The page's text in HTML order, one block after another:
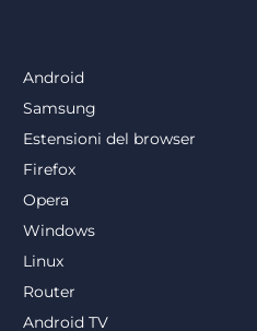
Android
Samsung
Estensioni del browser
Firefox
Opera
Windows
Linux
Router
Android TV